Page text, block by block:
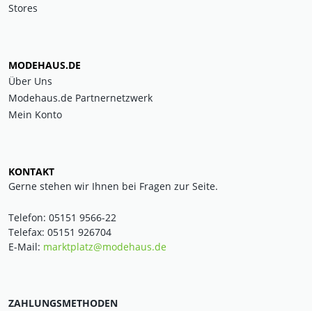
Stores
MODEHAUS.DE
Über Uns
Modehaus.de Partnernetzwerk
Mein Konto
KONTAKT
Gerne stehen wir Ihnen bei Fragen zur Seite.
Telefon: 05151 9566-22
Telefax: 05151 926704
E-Mail: marktplatz@modehaus.de
ZAHLUNGSMETHODEN